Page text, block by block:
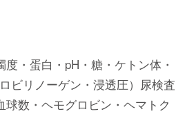
・蛋白・pH・糖・ケトン体・
ビリノーゲン・浸透圧）尿検査
球数・ヘモグロビン・ヘマトク